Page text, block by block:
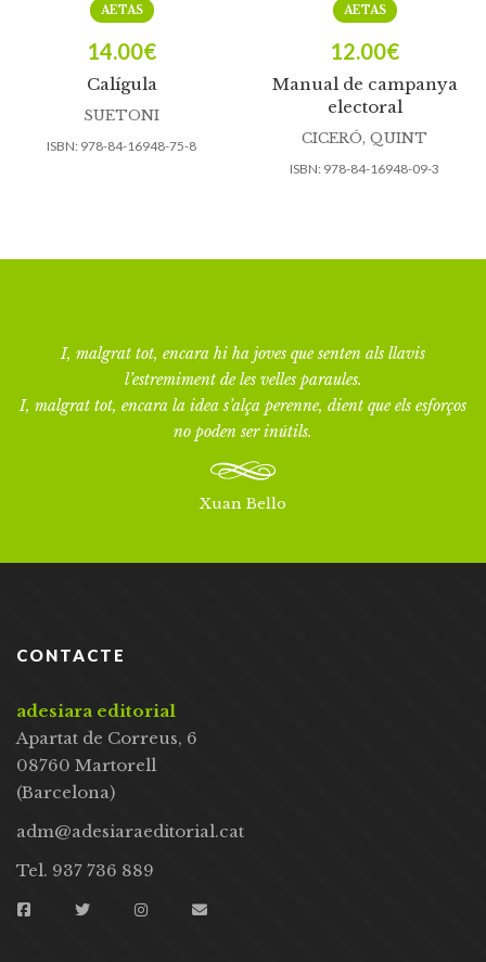
Calígula
AETAS
14.00€
SUETONI
ISBN: 978-84-16948-75-8
Manual de campanya
electoral
AETAS
12.00€
CICERÓ, QUINT
ISBN: 978-84-16948-09-3
I, malgrat tot, encara hi ha joves que senten als llavis
l’estremiment de les velles paraules.
I, malgrat tot, encara la idea s’alça perenne, dient que els esforços
no poden ser inútils.
Xuan Bello
CONTACTE
adesiara editorial
Apartat de Correus, 6
08760 Martorell
(Barcelona)
adm@adesiaraeditorial.cat
Tel. 937 736 889